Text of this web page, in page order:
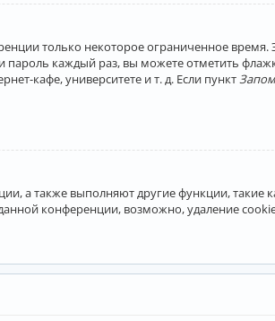
только некоторое ограниченное время.
пароль каждый раз, вы можете отметить
кафе, университете и т. д. Если пункт
а также выполняют другие функции,
конференции, возможно, удаление